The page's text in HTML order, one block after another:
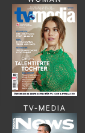
TV-MEDIA